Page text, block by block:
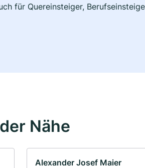
für Quereinsteiger,
Nähe
Alexander Josef Maier